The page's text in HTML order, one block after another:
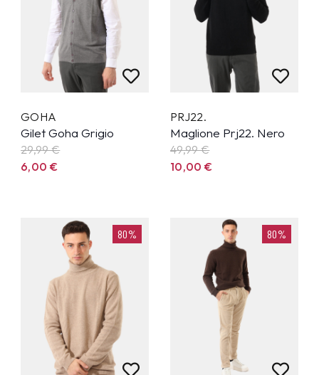
GOHA
Gilet Goha Grigio
29,99€
6,00 €
PRJ22.
Maglione Prj22. Nero
49,99€
10,00€
80% 80%